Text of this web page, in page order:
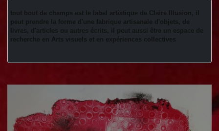
tout bout de champs est le label artistique de Claire Illusion, il
peut prendre la forme d'une fabrique artisanale d'objets, de
livres, d'articles ou autres écrits, il peut aussi être un espace de
recherche en Arts visuels et en expériences collectives